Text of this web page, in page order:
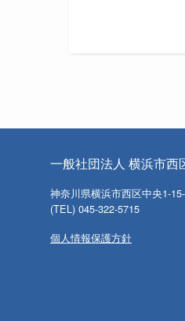
一般社団法人 横浜市西
神奈川県横浜市西区中央1-
(TEL) 045-322-5715
個人情報保護方針